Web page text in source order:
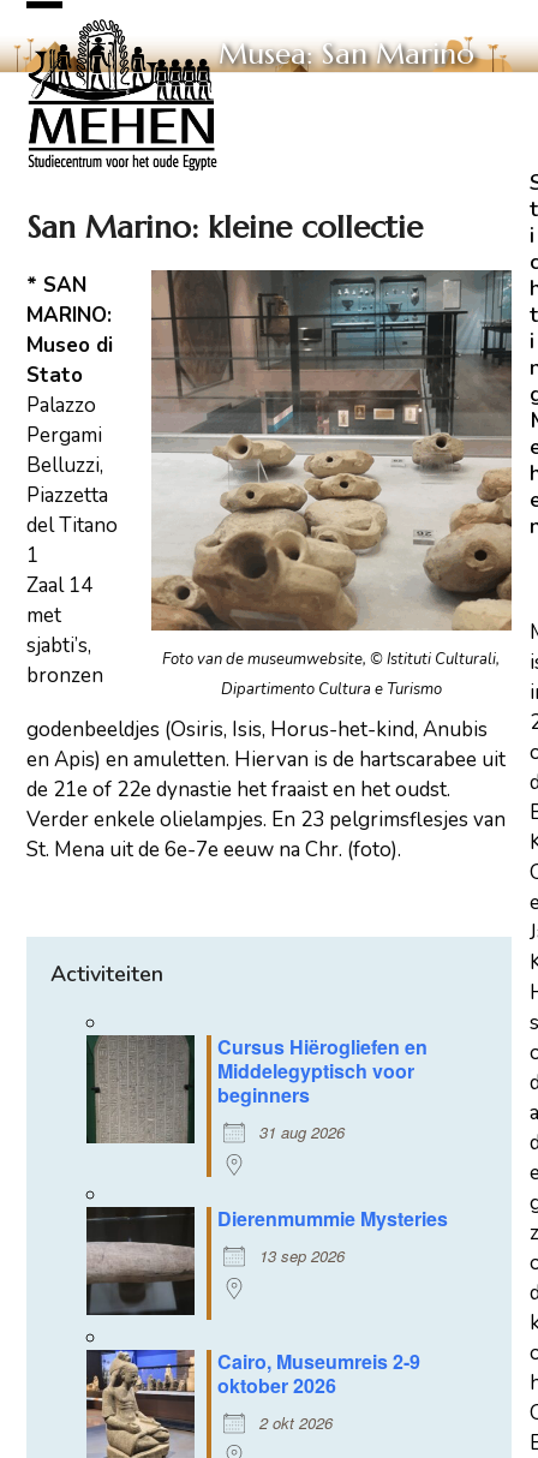
Skip
to
content
Open
mobile
menu
Close
mobile
menu
Musea: San Marino
San Marino: kleine collectie
Foto van de museumwebsite, © Istituti Culturali,
Dipartimento Cultura e Turismo
* SAN
MARINO:
Museo di
Stato
Palazzo
Pergami
Belluzzi,
Piazzetta
del Titano
1
Zaal 14
met
sjabti’s,
bronzen
godenbeeldjes (Osiris, Isis, Horus-het-kind, Anubis
en Apis) en amuletten. Hiervan is de hartscarabee uit
de 21e of 22e dynastie het fraaist en het oudst.
Verder enkele olielampjes. En 23 pelgrimsflesjes van
St. Mena uit de 6e-7e eeuw na Chr. (foto).
Activiteiten
Cursus Hiërogliefen en
Middelegyptisch voor
beginners
31 aug 2026
Dierenmummie Mysteries
13 sep 2026
Cairo, Museumreis 2-9
oktober 2026
2 okt 2026
t
i
t
i